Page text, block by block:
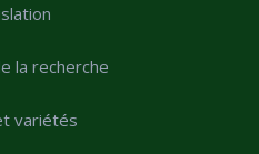
la recherche
variétés